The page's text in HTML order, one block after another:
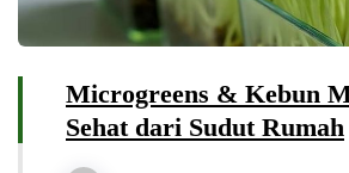
Microgreens & Kebun
Sehat dari Sudut Rumah